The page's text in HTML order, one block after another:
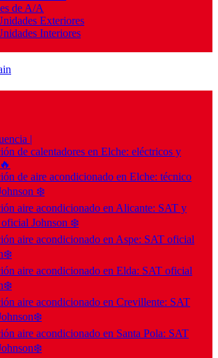
de A/A
Exteriores
Interiores
|
de calentadores en Elche: eléctricos y
de aire acondicionado en Elche: técnico
❄️
aire acondicionado en Alicante: SAT y
Johnson ❄️
aire acondicionado en Aspe: SAT oficial
aire acondicionado en Elda: SAT oficial
aire acondicionado en Crevillente: SAT
aire acondicionado en Santa Pola: SAT